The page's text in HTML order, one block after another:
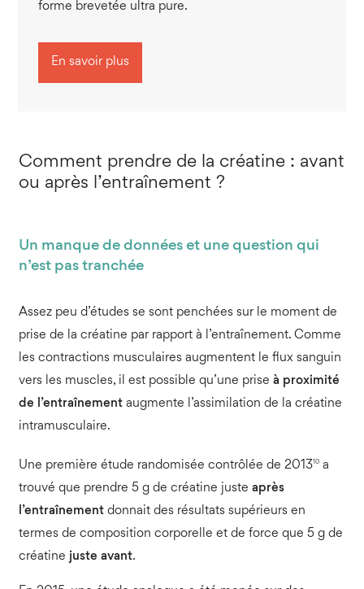
forme brevetée ultra pure.
En savoir plus
Comment prendre de la créatine : avant
ou après l’entraînement ?
Un manque de données et une question qui
n’est pas tranchée
Assez peu d’études se sont penchées sur le moment de
prise de la créatine par rapport à l’entraînement. Comme
les contractions musculaires augmentent le flux sanguin
vers les muscles, il est possible qu’une prise à proximité
de l’entraînementaugmente l’assimilation de la créatine
intramusculaire.
Une première étude randomisée contrôlée de 201310a
trouvé que prendre 5 g de créatine juste après
l’entraînementdonnait des résultats supérieurs en
termes de composition corporelle et de force que 5 g de
créatine juste avant.